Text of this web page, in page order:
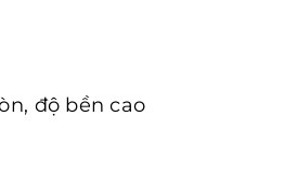
độ bền cao